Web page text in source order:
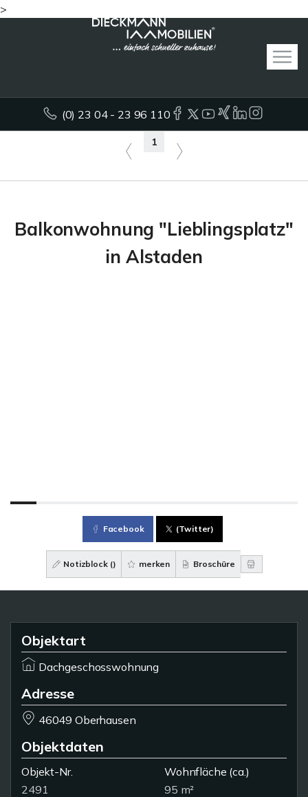
>
(0) 23 04 - 23 96 110
1
Balkonwohnung "Lieblingsplatz"
in Alstaden
Facebook (Twitter)
Notizblock () merken Broschüre
Objektart
Dachgeschosswohnung
Adresse
46049 Oberhausen
Objektdaten
Objekt-Nr.
2491
Wohnfläche (ca.)
95 m²